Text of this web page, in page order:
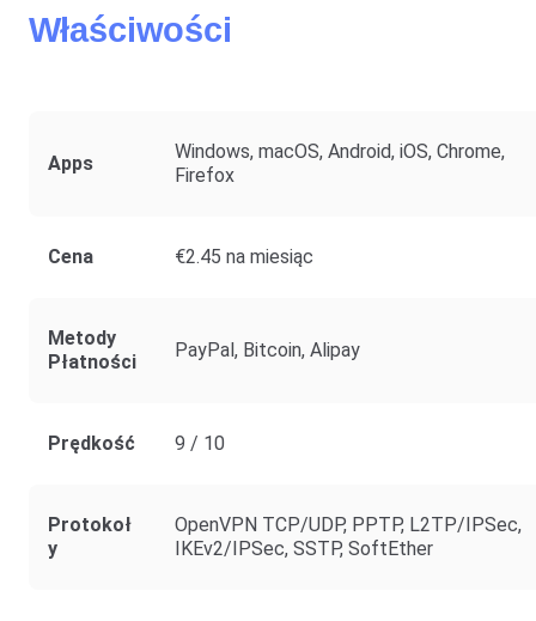
Właściwości
Apps
Windows, macOS, Android, iOS, Chrome,
Firefox
Cena €2.45 na miesiąc
Metody
Płatności
PayPal, Bitcoin, Alipay
Prędkość 9 / 10
Protokoł
Y
OpenVPN TCP/UDP, PPTP, L2TP/IPSec,
IKEv2/IPSec, SSTP, SoftEther